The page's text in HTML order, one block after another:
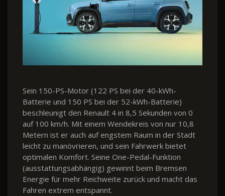
Sein 150-PS-Motor (122 PS bei der 40-kWh-
Batterie und 150 PS bei der 52-kWh-Batterie)
beschleunigt den Renault 4 in 8,5 Sekunden von 0
auf 100 km/h. Mit einem Wendekreis von nur 10,8
Metern ist er auch auf engstem Raum in der Stadt
leicht zu manövrieren, und sein Fahrwerk bietet
optimalen Komfort. Seine One-Pedal-Funktion
(ausstattungsabhängig) gewinnt beim Bremsen
Energie für mehr Reichweite zurück und macht das
Fahren extrem entspannt.